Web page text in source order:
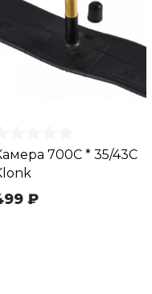
700C * 35/43С
₽